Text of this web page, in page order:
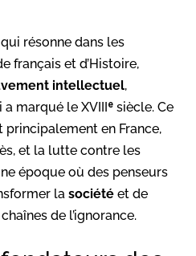
résonne dans les
français et d’Histoire,
intellectuel,
marqué le XVIIIᵉ siècle. Ce
principalement en France,
et la lutte contre les
époque où des penseurs
la société et de
de l’ignorance.